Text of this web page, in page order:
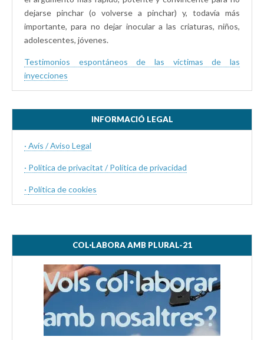
dejarse pinchar (o volverse a pinchar) y, todavía más
importante, para no dejar inocular a las criaturas, niños,
adolescentes, jóvenes.
Testimonios espontáneos de las víctimas de las
inyecciones
INFORMACIÓ LEGAL
· Avís / Aviso Legal
· Politica de privacitat / Política de privacidad
· Política de cookies
COL·LABORA AMB PLURAL-21